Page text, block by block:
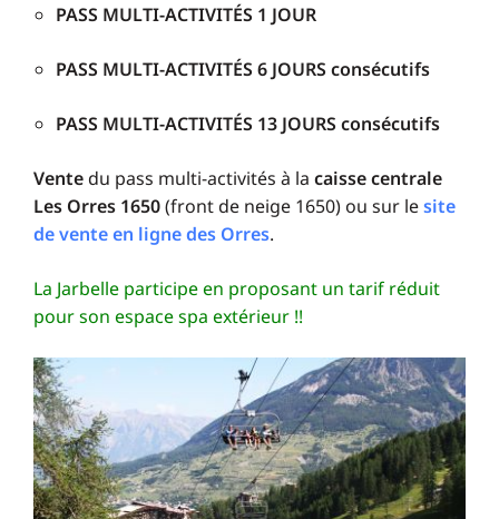
PASS MULTI-ACTIVITÉS 1 JOUR
PASS MULTI-ACTIVITÉS 6 JOURS consécutifs
PASS MULTI-ACTIVITÉS 13 JOURS consécutifs
Ventedu pass multi-activités à la caisse centrale
Les Orres 1650(front de neige 1650) ou sur lesite
de vente en ligne des Orres.
La Jarbelle participe en proposant un tarif réduit
pour son espace spa extérieur !!